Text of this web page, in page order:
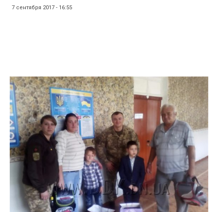
7 сентября 2017 - 16:55